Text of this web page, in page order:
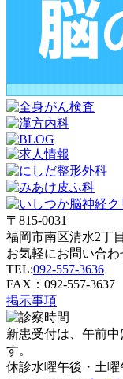
〒815-0031
福岡市南区清水2丁
お気軽にお問い合
TEL:092-557-3636
FAX：092-557-3637
掲示事項
新患受付は、午前中
す。
休診水曜午後・土曜